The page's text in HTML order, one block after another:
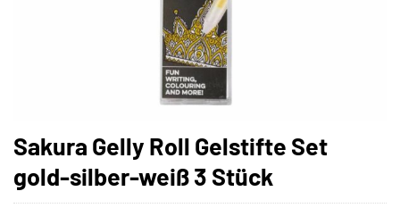
Sakura Gelly Roll Gelstifte Set
gold-silber-weiß 3 Stück